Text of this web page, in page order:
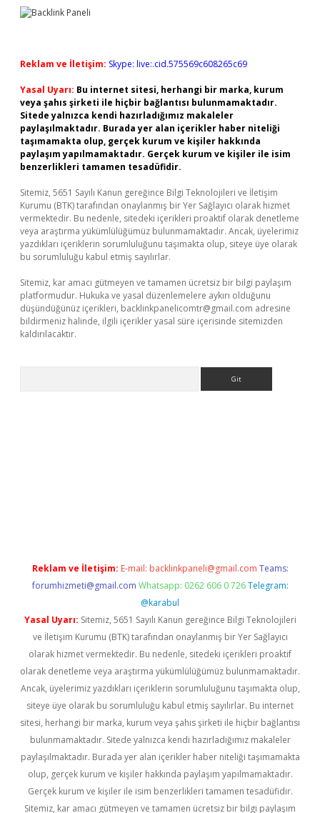
Reklam ve İletişim: Skype: live:.cid.575569c608265c69
Yasal Uyarı: Bu internet sitesi, herhangi bir marka, kurum
veya şahıs şirketi ile hiçbir bağlantısı bulunmamaktadır.
Sitede yalnızca kendi hazırladığımız makaleler
paylaşılmaktadır. Burada yer alan içerikler haber niteliği
taşımamakta olup, gerçek kurum ve kişiler hakkında
paylaşım yapılmamaktadır. Gerçek kurum ve kişiler ile isim
benzerlikleri tamamen tesadüfidir.
Sitemiz, 5651 Sayılı Kanun gereğince Bilgi Teknolojileri ve İletişim
Kurumu (BTK) tarafından onaylanmış bir Yer Sağlayıcı olarak hizmet
vermektedir. Bu nedenle, sitedeki içerikleri proaktif olarak denetleme
veya araştırma yükümlülüğümüz bulunmamaktadır. Ancak, üyelerimiz
yazdıkları içeriklerin sorumluluğunu taşımakta olup, siteye üye olarak
bu sorumluluğu kabul etmiş sayılırlar.
Sitemiz, kar amacı gütmeyen ve tamamen ücretsiz bir bilgi paylaşım
platformudur. Hukuka ve yasal düzenlemelere aykırı olduğunu
düşündüğünüz içerikleri, backlinkpanelicomtr@gmail.com adresine
bildirmeniz halinde, ilgili içerikler yasal süre içerisinde sitemizden
kaldırılacaktır.
Reklam ve İletişim: E-mail: backlinkpaneli@gmail.com Teams:
forumhizmeti@gmail.com Whatsapp: 0262 606 0 726 Telegram:
@karabul
Yasal Uyarı: Sitemiz, 5651 Sayılı Kanun gereğince Bilgi Teknolojileri
ve İletişim Kurumu (BTK) tarafından onaylanmış bir Yer Sağlayıcı
olarak hizmet vermektedir. Bu nedenle, sitedeki içerikleri proaktif
olarak denetleme veya araştırma yükümlülüğümüz bulunmamaktadır.
Ancak, üyelerimiz yazdıkları içeriklerin sorumluluğunu taşımakta olup,
siteye üye olarak bu sorumluluğu kabul etmiş sayılırlar. Bu internet
sitesi, herhangi bir marka, kurum veya şahıs şirketi ile hiçbir bağlantısı
bulunmamaktadır. Sitede yalnızca kendi hazırladığımız makaleler
paylaşılmaktadır. Burada yer alan içerikler haber niteliği taşımamakta
olup, gerçek kurum ve kişiler hakkında paylaşım yapılmamaktadır.
Gerçek kurum ve kişiler ile isim benzerlikleri tamamen tesadüfidir.
Sitemiz, kar amacı gütmeyen ve tamamen ücretsiz bir bilgi paylaşım